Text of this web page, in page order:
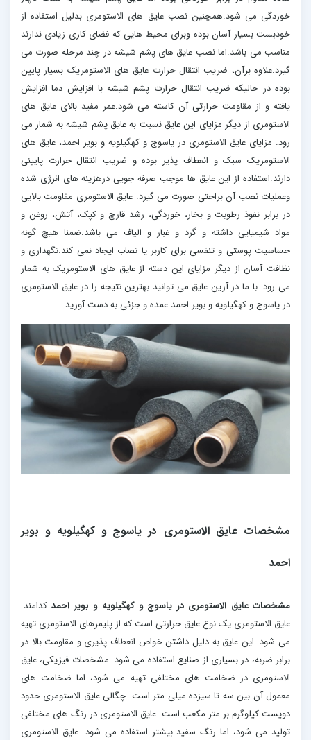
خوردگی می شود.همچنین نصب عایق های الاستومری بدلیل استفاده از
خودبست بسیار آسان بوده وبرای محیط هایی که فضای کاری زیادی ندارند
مناسب می باشد.اما نصب عایق های پشم شیشه در چند مرحله صورت می
گیرد.علاوه برآن، ضریب انتقال حرارت عایق های الاستومریک بسیار پایین
بوده در حالیکه ضریب انتقال حرارت پشم شیشه با افزایش دما افزایش
یافته و از مقاومت حرارتی آن کاسته می شود.عمر مفید بالای عایق های
الاستومری از دیگر مزایای این عایق نسبت به عایق پشم شیشه به شمار می
رود. مزایای عایق الاستومری در یاسوج و کهگیلویه و بویر احمد، عایق های
الاستومریک سبک و انعطاف پذیر بوده و ضریب انتقال حرارت پایینی
دارند.استفاده از این عایق ها موجب صرفه جویی درهزینه های انرژی شده
وعملیات نصب آن براحتی صورت می گیرد. عایق الاستومری مقاومت بالایی
در برابر نفوذ رطوبت و بخار، خوردگی، رشد قارچ و کپک، آتش، روغن و
مواد شیمیایی داشته و گرد و غبار و الیاف می باشد.ضمنا هیچ گونه
حساسیت پوستی و تنفسی برای کاربر یا نصاب ایجاد نمی کند.نگهداری و
نظافت آسان از دیگر مزایای این دسته از عایق های الاستومریک به شمار
می رود. با ما در آرین عایق می توانید بهترین نتیجه را در عایق الاستومری
در یاسوج و کهگیلویه و بویر احمد عمده و جزئی به دست آورید.
مشخصات عایق الاستومری در یاسوج و کهگیلویه و بویر
احمد
مشخصات عایق الاستومری در یاسوج و کهگیلویه و بویر احمدکدامند.
عایق الاستومری یک نوع عایق حرارتی است که از پلیمرهای الاستومری تهیه
می شود. این عایق به دلیل داشتن خواص انعطاف پذیری و مقاومت بالا در
برابر ضربه، در بسیاری از صنایع استفاده می شود. مشخصات فیزیکی، عایق
الاستومری در ضخامت های مختلفی تهیه می شود، اما ضخامت های
معمول آن بین سه تا سیزده میلی متر است. چگالی عایق الاستومری حدود
دویست کیلوگرم بر متر مکعب است. عایق الاستومری در رنگ های مختلفی
تولید می شود، اما رنگ سفید بیشتر استفاده می شود. عایق الاستومری